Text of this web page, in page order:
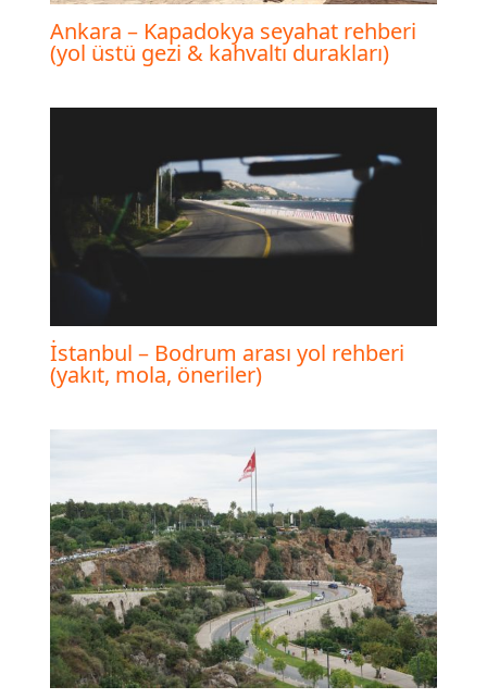
Ankara – Kapadokya seyahat rehberi
(yol üstü gezi & kahvaltı durakları)
İstanbul – Bodrum arası yol rehberi
(yakıt, mola, öneriler)